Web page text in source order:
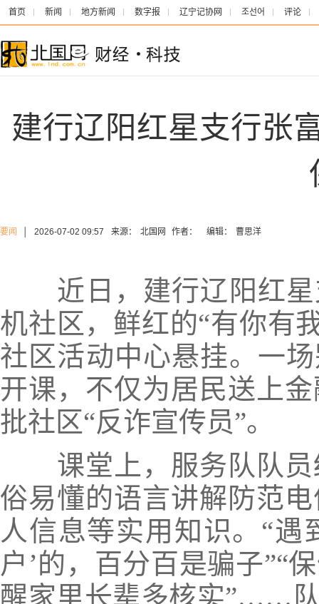
首页 新闻 地方新闻 数字报 辽宁记协网 조선어 评论
建行辽阳红星支行张
要闻 2026-07-02 09:57 来源： 北国网 作者： 编辑： 曹思洋
近日，建行辽阳红星
机社区，鲜红的“有你有
社区活动中心悬挂。一
开课，不仅为居民送上
批社区“反诈宣传员”。
课堂上，服务队队员
俗易懂的语言讲解防范
人信息等实用知识。“遇
户’的，百分百是骗子”“
醒家里长辈多核实”……